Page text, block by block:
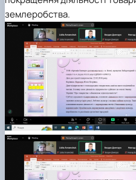
землеробства.